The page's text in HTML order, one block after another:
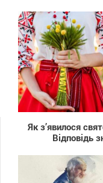
Як з’явилося
Відповідь